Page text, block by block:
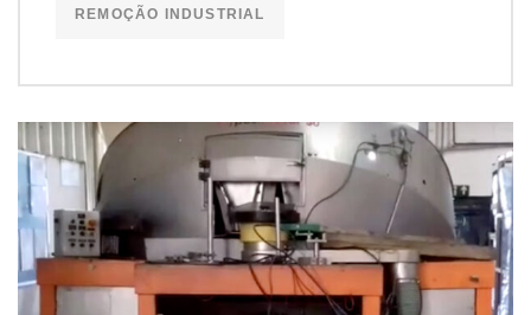
REMOÇÃO INDUSTRIAL